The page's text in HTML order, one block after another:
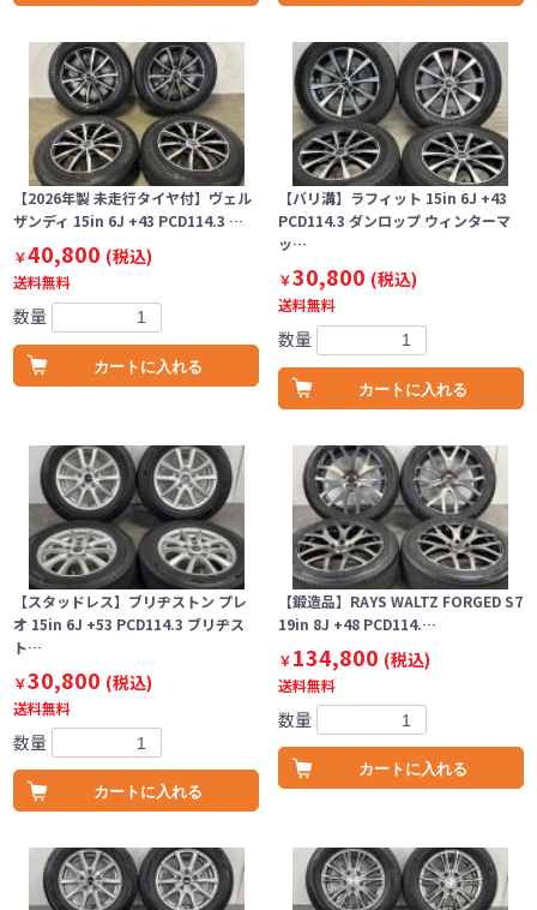
【2026年製 未走行タイヤ付】ヴェル
ザンディ 15in 6J +43 PCD114.3 …
￥40,800 (税込)
送料無料
数量
カートに入れる
【バリ溝】ラフィット 15in 6J +43
PCD114.3 ダンロップ ウィンターマ
ッ…
￥30,800 (税込)
送料無料
数量
カートに入れる
【スタッドレス】ブリヂストン プレ
オ 15in 6J +53 PCD114.3 ブリヂス
ト…
￥30,800 (税込)
送料無料
数量
カートに入れる
【鍛造品】RAYS WALTZ FORGED S7
19in 8J +48 PCD114.…
￥134,800 (税込)
送料無料
数量
カートに入れる